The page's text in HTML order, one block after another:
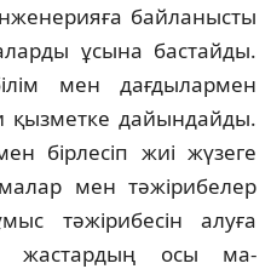
байланысты
ұсына бастайды.
мен дағдылармен
қызметке дайындайды.
бірлесіп жиі жүзеге
мен тәжірибелер
тәжірибесін алу­ға
жастардың осы ма­